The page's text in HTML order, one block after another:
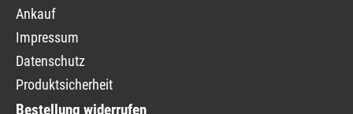
Ankauf
Impressum
Datenschutz
Produktsicherheit
Bestellung widerrufen